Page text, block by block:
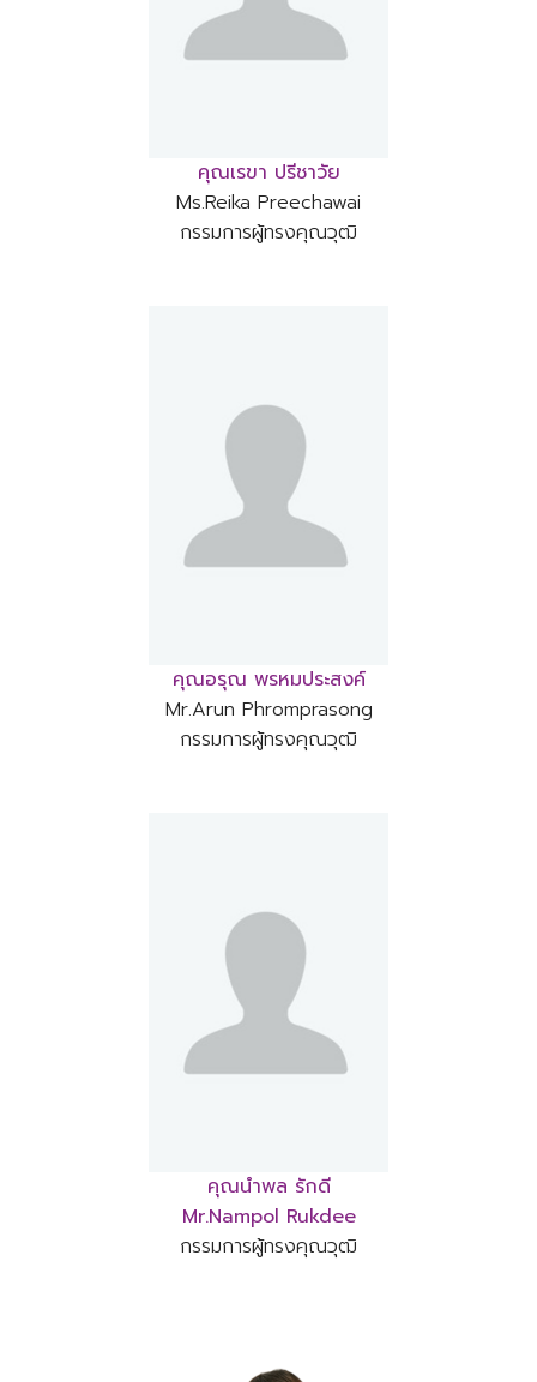
คุณเรขา ปรีชาวัย
Ms.Reika Preechawai
กรรมการผู้ทรงคุณวุฒิ
คุณอรุณ พรหมประสงค์
Mr.Arun Phromprasong
กรรมการผู้ทรงคุณวุฒิ
คุณนำพล รักดี
Mr.Nampol Rukdee
กรรมการผู้ทรงคุณวุฒิ